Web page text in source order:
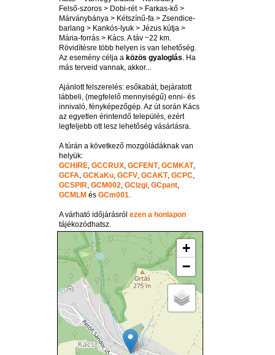
Felső-szoros > Dobi-rét > Farkas-kő >
Márványbánya > Kétszínű-fa > Zsendice-
barlang > Kankós-lyuk > Jézus kútja >
Mária-forrás > Kács. A táv ~22 km.
Rövidítésre több helyen is van lehetőség.
Az esemény célja a közös gyaloglás. Ha
más terveid vannak, akkor...
Ajánlott felszerelés: esőkabát, bejáratott
lábbeli, (megfelelő mennyiségű) enni- és
innivaló, fényképezőgép. Az út során Kács
az egyetlen érintendő település, ezért
legfeljebb ott lesz lehetőség vásárlásra.
A túrán a következő mozgóládáknak van
helyük:
GCHIRE,GCCRUX,GCFENT,GCMKAT,
GCFA,GCKaKu,GCFV,GCAKT,GCPC,
GCSPIR,GCM002,GCIzgi,GCpant,
GCMLM ésGCm001.
A várható időjárásrólezen a honlapon
tájékozódhatsz.
+
−